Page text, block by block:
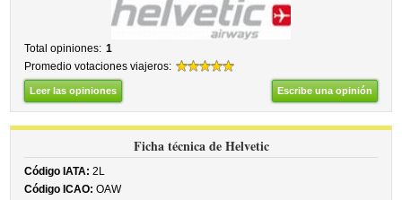
Total opiniones: 1
Promedio votaciones viajeros:
Leer las opiniones Escribe una opinión
Ficha técnica de Helvetic
Código IATA: 2L
Código ICAO: OAW